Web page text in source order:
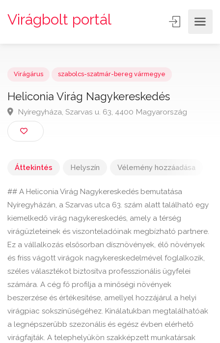
Virágbolt portál
Heliconia Virág Nagykereskedés
Nyíregyháza, Szarvas u. 63, 4400 Magyarország
Áttekintés Helyszín Vélemény hozzáadása
## A Heliconia Virág Nagykereskedés bemutatása
Nyíregyházán, a Szarvas utca 63. szám alatt található egy
kiemelkedő virág nagykereskedés, amely a térség
virágüzleteinek és viszonteladóinak megbízható partnere.
Ez a vállalkozás elsősorban dísznövények, élő növények
és friss vágott virágok nagykereskedelmével foglalkozik,
széles választékot biztosítva professzionális ügyfelei
számára. A cég fő profilja a minőségi növények
beszerzése és értékesítése, amellyel hozzájárul a helyi
virágpiac sokszínűségéhez. Kínálatukban megtalálhatóak
a legnépszerűbb szezonális és egész évben elérhető
virágfajták. A telephelyükön szakképzett munkatársak